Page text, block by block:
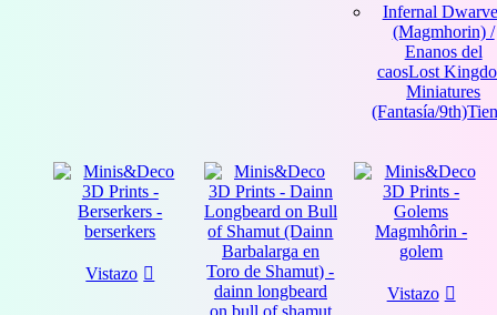
Infernal
(Magmhorin) /
Enanos del
caosLost
Miniatures
(Fantasía/9th)
Vistazo
Vistazo